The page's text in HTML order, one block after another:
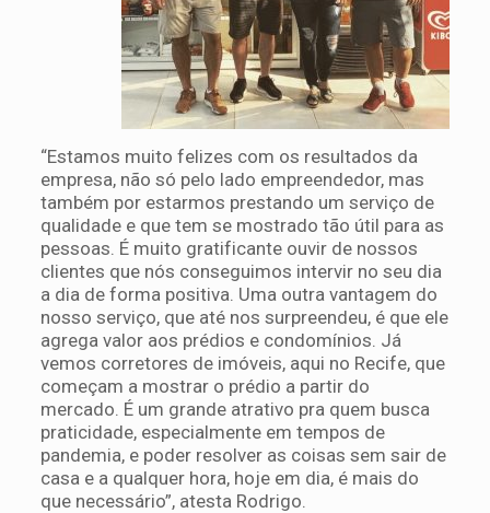
“Estamos muito felizes com os resultados da
empresa, não só pelo lado empreendedor, mas
também por estarmos prestando um serviço de
qualidade e que tem se mostrado tão útil para as
pessoas. É muito gratificante ouvir de nossos
clientes que nós conseguimos intervir no seu dia
a dia de forma positiva. Uma outra vantagem do
nosso serviço, que até nos surpreendeu, é que ele
agrega valor aos prédios e condomínios. Já
vemos corretores de imóveis, aqui no Recife, que
começam a mostrar o prédio a partir do
mercado. É um grande atrativo pra quem busca
praticidade, especialmente em tempos de
pandemia, e poder resolver as coisas sem sair de
casa e a qualquer hora, hoje em dia, é mais do
que necessário”, atesta Rodrigo.